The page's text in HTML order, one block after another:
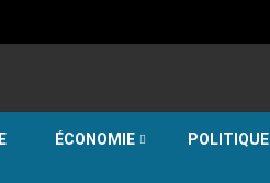
ÉCONOMIE POLITIQUE